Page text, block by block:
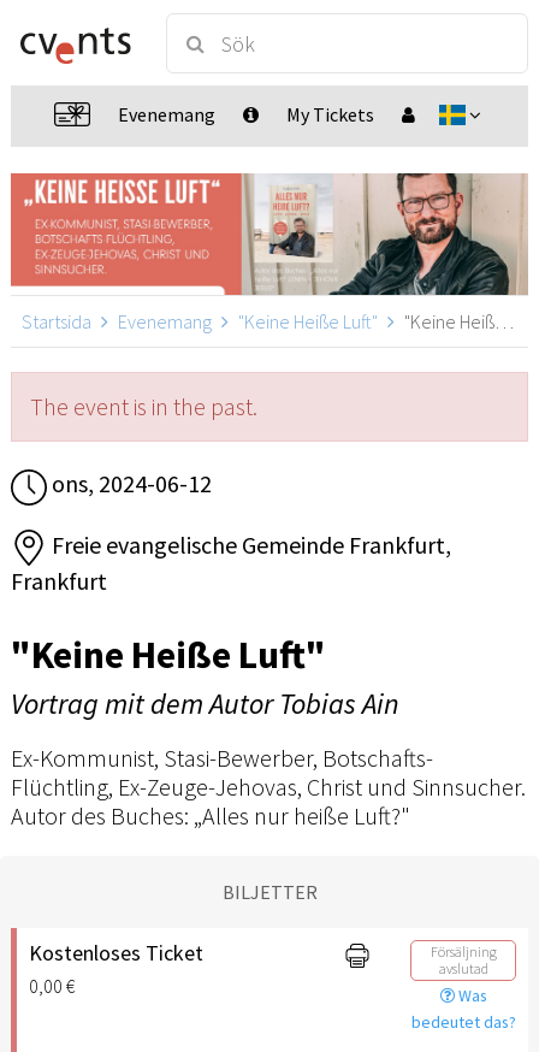
Evenemang My Tickets
Startsida Evenemang "Keine Heiße Luft" "Keine Heiße Luft", Frankfurt
The event is in the past.
ons, 2024-06-12
Freie evangelische Gemeinde Frankfurt,
Frankfurt
"Keine Heiße Luft"
Vortrag mit dem Autor Tobias Ain
Ex-Kommunist, Stasi-Bewerber, Botschafts-
Flüchtling, Ex-Zeuge-Jehovas, Christ und Sinnsucher.
Autor des Buches: „Alles nur heiße Luft?"
BILJETTER
Kostenloses Ticket
0,00 €
Försäljning
avslutad
Was
bedeutet das?